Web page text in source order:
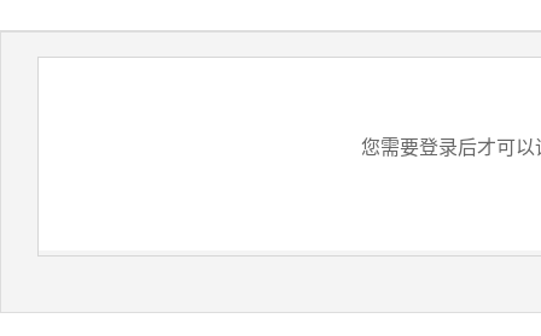
您需要登录后才可以